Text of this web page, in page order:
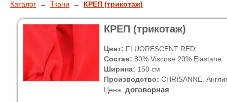
Каталог → Ткани → КРЕП (трикотаж)
КРЕП (трикотаж)
Цвет: FLUORESCENT RED
Состав: 80% Viscose 20% Elastane
Ширина: 150 см
Производство: CHRISANNE,
Цена: договорная